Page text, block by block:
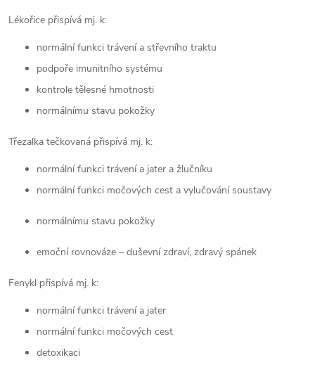
Lékořice přispívá mj. k:
normální funkci trávení a střevního traktu
podpoře imunitního systému
kontrole tělesné hmotnosti
normálnímu stavu pokožky
Třezalka tečkovaná přispívá mj. k:
normální funkci trávení a jater a žlučníku
normální funkci močových cest a vylučování soustavy
normálnímu stavu pokožky
emoční rovnováze – duševní zdraví, zdravý spánek
Fenykl přispívá mj. k:
normální funkci trávení a jater
normální funkci močových cest
detoxikaci